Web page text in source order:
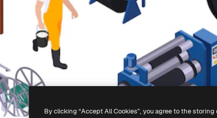
By clicking “Accept All Cookies”, you agree to the